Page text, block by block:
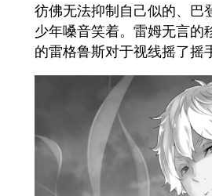
彷佛无法抑制自己似的、巴
少年嗓音笑着。雷姆无言的
的雷格鲁斯对于视线摇了摇